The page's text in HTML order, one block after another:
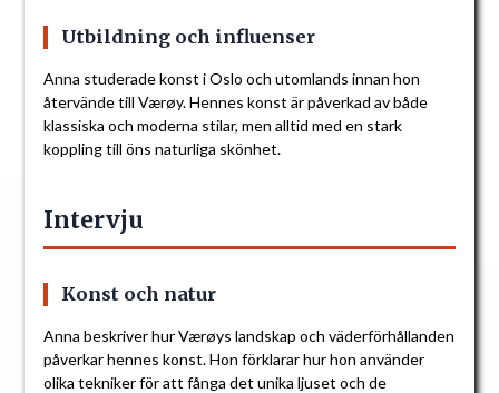
Utbildning och influenser
Anna studerade konst i Oslo och utomlands innan hon
återvände till Værøy. Hennes konst är påverkad av både
klassiska och moderna stilar, men alltid med en stark
koppling till öns naturliga skönhet.
Intervju
Konst och natur
Anna beskriver hur Værøys landskap och väderförhållanden
påverkar hennes konst. Hon förklarar hur hon använder
olika tekniker för att fånga det unika ljuset och de